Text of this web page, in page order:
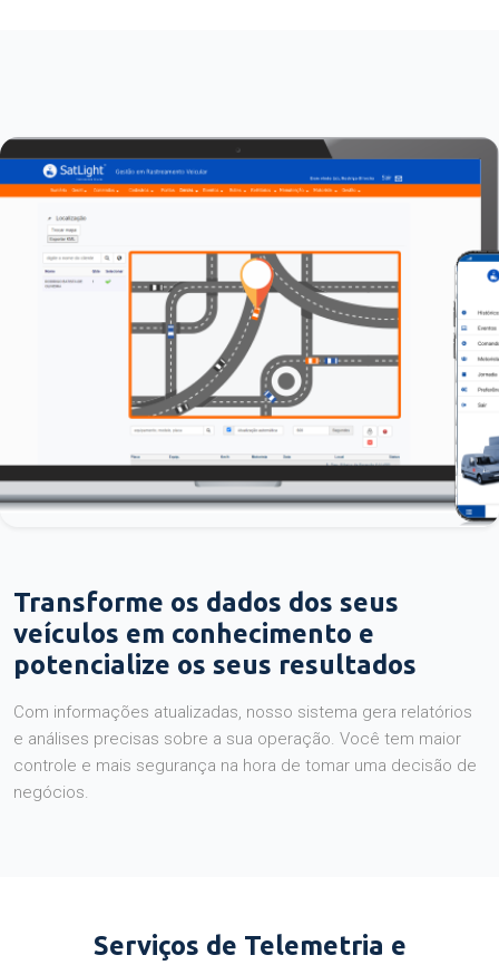
Transforme os dados dos seus
veículos em conhecimento e
potencialize os seus resultados
Com informações atualizadas, nosso sistema gera relatórios
e análises precisas sobre a sua operação. Você tem maior
controle e mais segurança na hora de tomar uma decisão de
negócios.
Serviços de Telemetria e